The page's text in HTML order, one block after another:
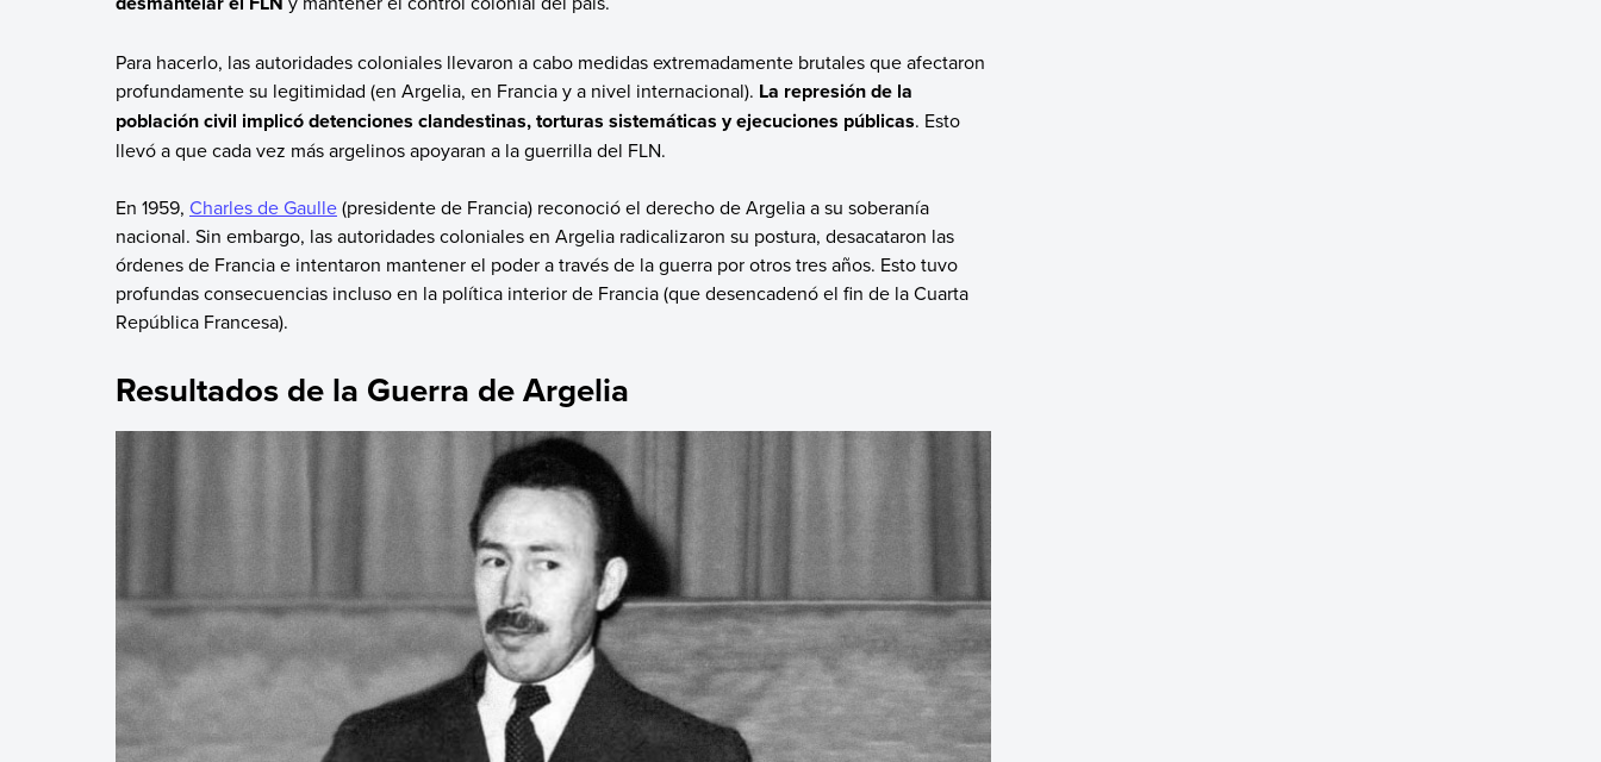
Para hacerlo, las autoridades coloniales llevaron a cabo medidas extremadamente brutales que afectaron
profundamente su legitimidad (en Argelia, en Francia y a nivel internacional). La represión de la
población civil implicó detenciones clandestinas, torturas sistemáticas y ejecuciones públicas. Esto
llevó a que cada vez más argelinos apoyaran a la guerrilla del FLN.
En 1959, Charles de Gaulle(presidente de Francia) reconoció el derecho de Argelia a su soberanía
nacional. Sin embargo, las autoridades coloniales en Argelia radicalizaron su postura, desacataron las
órdenes de Francia e intentaron mantener el poder a través de la guerra por otros tres años. Esto tuvo
profundas consecuencias incluso en la política interior de Francia (que desencadenó el fin de la Cuarta
República Francesa).
Resultados de la Guerra de Argelia